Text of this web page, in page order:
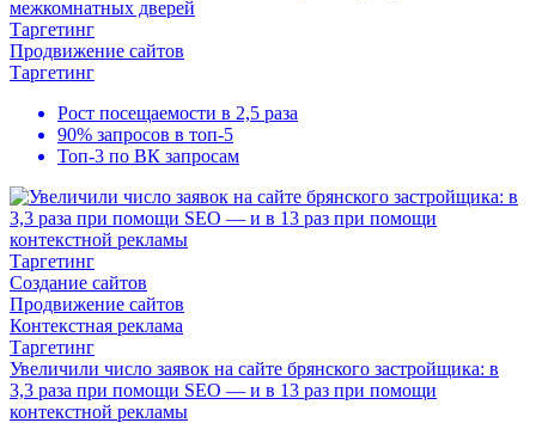
межкомнатных дверей
Таргетинг
Продвижение сайтов
Таргетинг
Рост посещаемости в 2,5 раза
90% запросов в топ-5
Топ-3 по ВК запросам
Таргетинг
Создание сайтов
Продвижение сайтов
Контекстная реклама
Таргетинг
Увеличили число заявок на сайте брянского застройщика: в
3,3 раза при помощи SEO — и в 13 раз при помощи
контекстной рекламы